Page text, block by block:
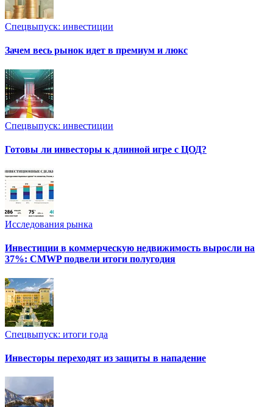
Спецвыпуск: инвестиции
Зачем весь рынок идет в премиум и люкс
Спецвыпуск: инвестиции
Готовы ли инвесторы к длинной игре с ЦОД?
Исследования рынка
Инвестиции в коммерческую недвижимость выросли на
37%: CMWP подвели итоги полугодия
Спецвыпуск: итоги года
Инвесторы переходят из защиты в нападение